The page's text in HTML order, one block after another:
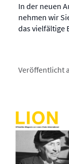
In der neuen
nehmen wir
das vielfältige
Veröffentlicht